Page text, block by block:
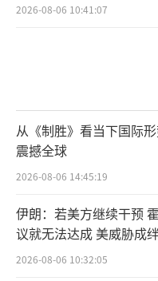
中国也通过参
际社会主流意愿形
国际关系民主
单边主义越来越不
上的立场一以贯
为复杂问题的解决
件再次证明，构建
2026-08-06 10:41:07
从《制胜》看当下国际
震撼全球
2026-08-06 14:45:19
伊朗：若美方继续干预
议就无法达成 美威胁成
2026-08-06 10:32:05